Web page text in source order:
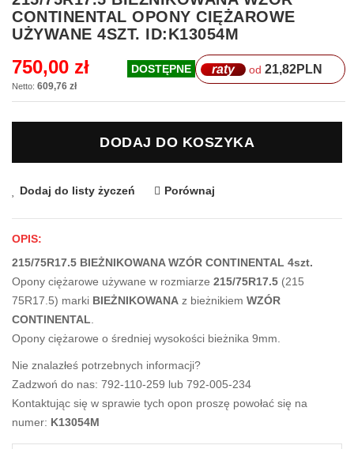
na
początek
galerii
CONTINENTAL OPONY CIĘŻAROWE
UŻYWANE 4SZT. ID:K13054M
750,00 zł
609,76 zł
DOSTĘPNE raty od 21,82PLN
DODAJ DO KOSZYKA
Dodaj do listy życzeń Porównaj
OPIS:
215/75R17.5 BIEŻNIKOWANA WZÓR CONTINENTAL 4szt.
Opony ciężarowe używane w rozmiarze 215/75R17.5 (215
75R17.5) marki BIEŻNIKOWANA z bieżnikiem WZÓR
CONTINENTAL.
Opony ciężarowe o średniej wysokości bieżnika 9mm.
Nie znalazłeś potrzebnych informacji?
Zadzwoń do nas: 792-110-259 lub 792-005-234
Kontaktując się w sprawie tych opon proszę powołać się na
numer: K13054M